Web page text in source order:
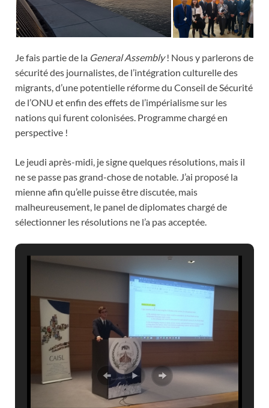
Je fais partie de la General Assembly! Nous y parlerons de
sécurité des journalistes, de l’intégration culturelle des
migrants, d’une potentielle réforme du Conseil de Sécurité
de l’ONU et enfin des effets de l’impérialisme sur les
nations qui furent colonisées. Programme chargé en
perspective !
Le jeudi après-midi, je signe quelques résolutions, mais il
ne se passe pas grand-chose de notable. J’ai proposé la
mienne afin qu’elle puisse être discutée, mais
malheureusement, le panel de diplomates chargé de
sélectionner les résolutions ne l’a pas acceptée.